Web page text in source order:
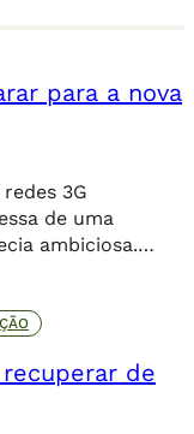
para a nova
3G
de uma
ambiciosa.
patamares,
a popularização
Agora,
de